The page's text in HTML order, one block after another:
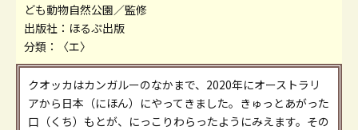
ども動物自然公園／監修
出版社：ほるぷ出版
分類：〈エ〉
クオッカはカンガルーのなかまで、2020年にオーストラリ
アから日本（にほん）にやってきました。きゅっとあがった
口（くち）もとが、にっこりわらったようにみえます。その